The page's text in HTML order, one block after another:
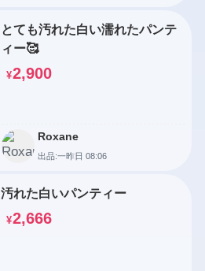
とても汚れた白い濡れたパンテ
ィー🥰
¥2,900
Roxane
出品:一昨日 08:06
汚れた白いパンティー
¥2,666